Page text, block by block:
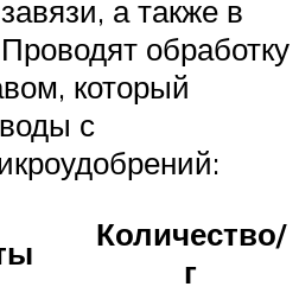
а также в
обработку
который
с
Количество/
г